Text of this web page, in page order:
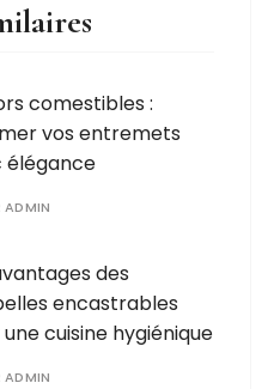
comestibles :
vos entremets
élégance​
ADMIN
des
encastrables
cuisine hygiénique
ADMIN